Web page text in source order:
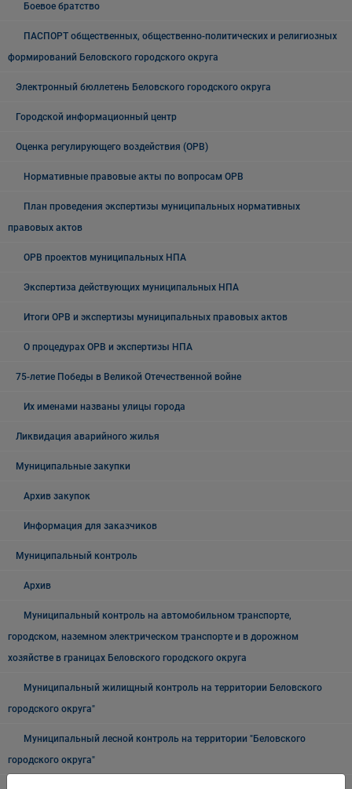
Боевое братство
ПАСПОРТ общественных, общественно-политических и религиозных
формирований Беловского городского округа
Электронный бюллетень Беловского городского округа
Городской информационный центр
Оценка регулирующего воздействия (ОРВ)
Нормативные правовые акты по вопросам ОРВ
План проведения экспертизы муниципальных нормативных
правовых актов
ОРВ проектов муниципальных НПА
Экспертиза действующих муниципальных НПА
Итоги ОРВ и экспертизы муниципальных правовых актов
О процедурах ОРВ и экспертизы НПА
75-летие Победы в Великой Отечественной войне
Их именами названы улицы города
Ликвидация аварийного жилья
Муниципальные закупки
Архив закупок
Информация для заказчиков
Муниципальный контроль
Архив
Муниципальный контроль на автомобильном транспорте,
городском, наземном электрическом транспорте и в дорожном
хозяйстве в границах Беловского городского округа
Муниципальный жилищный контроль на территории Беловского
городского округа"
Муниципальный лесной контроль на территории "Беловского
городского округа"